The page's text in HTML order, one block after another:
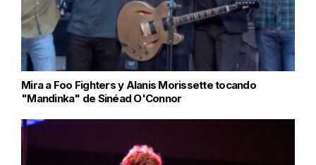
Mira a Foo Fighters y Alanis Morissette tocando
"Mandinka" de Sinéad O'Connor